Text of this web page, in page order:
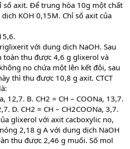
axit. Để trung hòa 10g một chất
KOH 0,15M. Chỉ số axit của
với dung dịch NaOH. Sau
toàn thu được 4,6 g glixerol và
no chứa một lên kết đôi, sau
thì thu được 10,8 g axit. CTCT
12,7. B. CH2 = CH – COONa, 13,7.
D. CH2 = CH – CH2COONa, 3,7.
glixerol với axit cacboxylic no,
2,18 g A với dung dịch NaOH
thu được 2,46 g muối. Số mol